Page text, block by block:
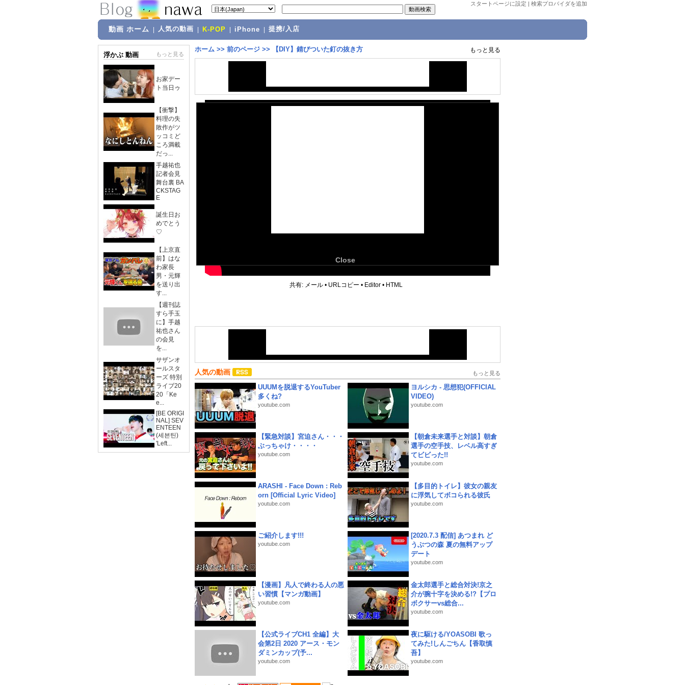
スタートページに設定 | 検索プロバイダを追加
動画 ホーム 人気の動画 K-POP iPhone 提携/入店
浮かぶ 動画 もっと見る
お家デー
ト当日ゥ
【衝撃】
料理の失
敗作がツ
ッコミど
ころ満載
だっ...
手越祐也
記者会見
舞台裏 BA
CKSTAG
E
誕生日お
めでとう
♡
【上京直
前】はな
わ家長
男・元輝
を送り出
す...
【週刊誌
すら手玉
に】手越
祐也さん
の会見
を...
サザンオ
ールスタ
ーズ 特別
ライブ20
20「Ke
e...
[BE ORIGI
NAL] SEV
ENTEEN
(세븐틴)
'Left...
ホーム >> 前のページ >> 【DIY】錆びついた釘の抜き方 もっと見る
Close
共有: メール • URLコピー • Editor • HTML
人気の動画 もっと見る
UUUMを脱退するYouTuber
多くね?
youtube.com
ヨルシカ - 思想犯(OFFICIAL
VIDEO)
youtube.com
【緊急対談】宮迫さん・・・
ぶっちゃけ・・・・
youtube.com
【朝倉未来選手と対談】朝倉
選手の空手技、レベル高すぎ
てビビった!!
youtube.com
ARASHI - Face Down : Reb
orn [Official Lyric Video]
youtube.com
【多目的トイレ】彼女の親友
に浮気してボコられる彼氏
youtube.com
ご紹介します!!!
youtube.com
[2020.7.3 配信] あつまれ ど
うぶつの森 夏の無料アップ
デート
youtube.com
【漫画】凡人で終わる人の悪
い習慣【マンガ動画】
youtube.com
金太郎選手と総合対決!京之
介が腕十字を決める!?【プロ
ボクサーvs総合...
youtube.com
【公式ライブCH1 全編】大
会第2日 2020 アース・モン
ダミンカップ(予...
youtube.com
夜に駆ける/YOASOBI 歌っ
てみた!しんごちん【香取慎
吾】
youtube.com